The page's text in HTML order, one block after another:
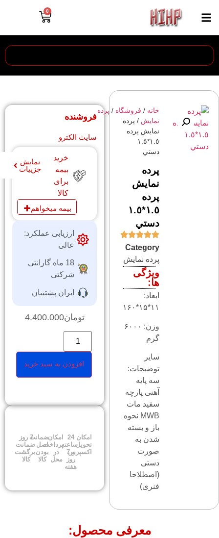
0
فروشنده
سایت الکترو
خرید
بیمه
برای
کالا
نمایش
جزییات
بیمه میخواهم
ارزیابی عملکرد:
عالی
18 ماه گارانتی
شرکتی
ایران پشتیبان
تومان4.400.000
افزودن به سبد خرید
امکان
تحویل
اکسپرس
24
ساعته
و 7
روز
هفته
امکان
پرداخت
در
محل
ضمانت
اصل
بودن
کالا
7 روز
ضمانت
برگشت
کالا
خانه / فروشگاه / پرده
نمايش / پرده
نمايش پرده
١.٥*١.٥
دستي
پرده
نمايش
پرده
١.٥*١.٥
دستي
Category
پرده نمايش
ویژگی
ها:
ابعاد:
۱۱*۱۵*۱۶۰
وزن: ۶۰۰۰
گرم
سایر
توضیحات:
سه پایه
آهنی پارچه
سفید مات
MWB نحوه
باز و بسته
شدن به
صورت
دستی
(اصطلاحا
فنری)
معرفی محصول: